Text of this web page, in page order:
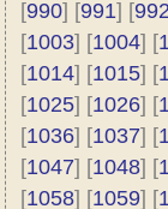
[990] [991] [
[1003] [1004] [
[1014] [1015] [
[1025] [1026] [
[1036] [1037] [
[1047] [1048] [
[1058] [1059] [